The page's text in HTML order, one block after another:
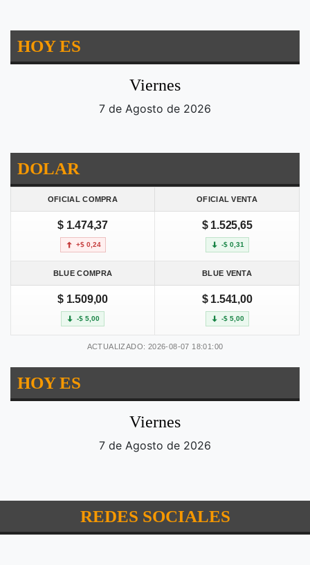
HOY ES
Viernes
7 de Agosto de 2026
DOLAR
OFICIAL COMPRA OFICIAL VENTA
$ 1.474,37
+$ 0,24
$ 1.525,65
-$ 0,31
BLUE COMPRA BLUE VENTA
$ 1.509,00
-$ 5,00
$ 1.541,00
-$ 5,00
ACTUALIZADO: 2026-08-07 18:01:00
HOY ES
Viernes
7 de Agosto de 2026
REDES SOCIALES